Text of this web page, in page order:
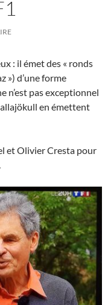
: il émet des « ronds
») d’une forme
n’est pas exceptionnel
en émettent
et Olivier Cresta pour